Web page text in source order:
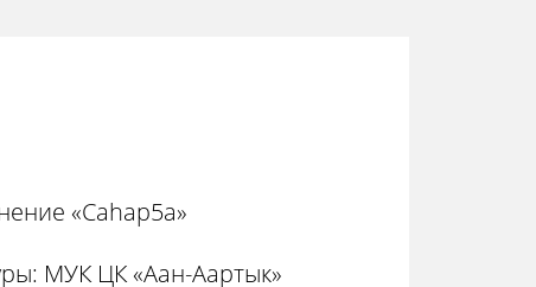
«Саhар5а»
МУК ЦК «Аан-Аартык»